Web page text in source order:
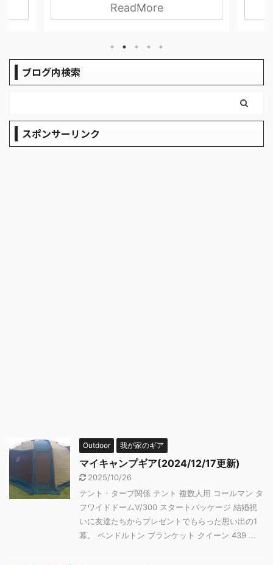
たので一人ではやらなそ
しめます！ しかも使用料が
に温泉もありさいこうです
タープをインストール 追加
立式でポールを立てられる
す。これが1人でタープを立
ブログ内検索
スポンサーリンク
Outdoor 我が家のギア
マイキャンプギア(2024/12/17更新)
2025/10/26
テント・タープ関係 テント 複数人用 コールマン タ
フワイドドームⅤ/300 スタートパッケージ 結婚祝
いに友達たちからプレゼントでもらった思い出の1
幕。 ペンドルトン ブランケット クイーン 439 ...